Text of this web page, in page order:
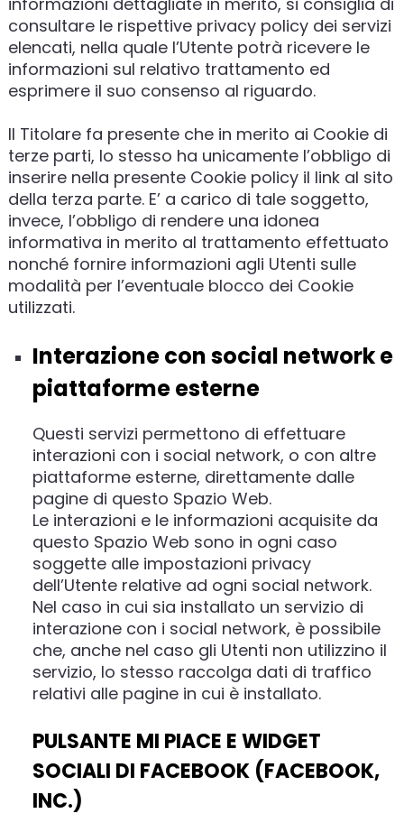
consultare le rispettive privacy policy dei servizi
elencati, nella quale l’Utente potrà ricevere le
informazioni sul relativo trattamento ed
esprimere il suo consenso al riguardo.
Il Titolare fa presente che in merito ai Cookie di
terze parti, lo stesso ha unicamente l’obbligo di
inserire nella presente Cookie policy il link al sito
della terza parte. E’ a carico di tale soggetto,
invece, l’obbligo di rendere una idonea
informativa in merito al trattamento effettuato
nonché fornire informazioni agli Utenti sulle
modalità per l’eventuale blocco dei Cookie
utilizzati.
Interazione con social network e
piattaforme esterne
Questi servizi permettono di effettuare
interazioni con i social network, o con altre
piattaforme esterne, direttamente dalle
pagine di questo Spazio Web.
Le interazioni e le informazioni acquisite da
questo Spazio Web sono in ogni caso
soggette alle impostazioni privacy
dell’Utente relative ad ogni social network.
Nel caso in cui sia installato un servizio di
interazione con i social network, è possibile
che, anche nel caso gli Utenti non utilizzino il
servizio, lo stesso raccolga dati di traffico
relativi alle pagine in cui è installato.
PULSANTE MI PIACE E WIDGET
SOCIALI DI FACEBOOK (FACEBOOK,
INC.)